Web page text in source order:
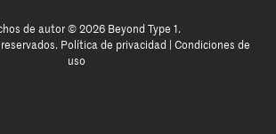
de autor © 2026 Beyond Type 1.
reservados. Política de privacidad
Condiciones de
uso